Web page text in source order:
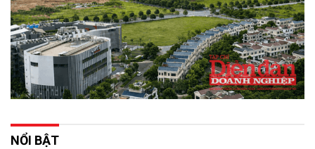
NỔI BẬT